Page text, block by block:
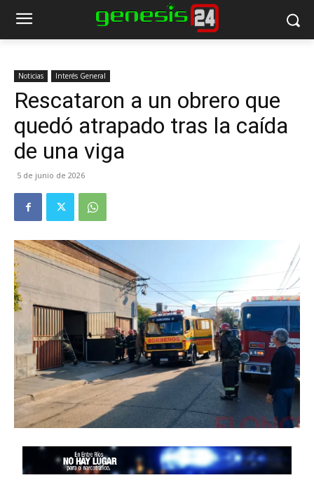
Noticias Interés General
Rescataron a un obrero que
quedó atrapado tras la caída
de una viga
5 de junio de 2026